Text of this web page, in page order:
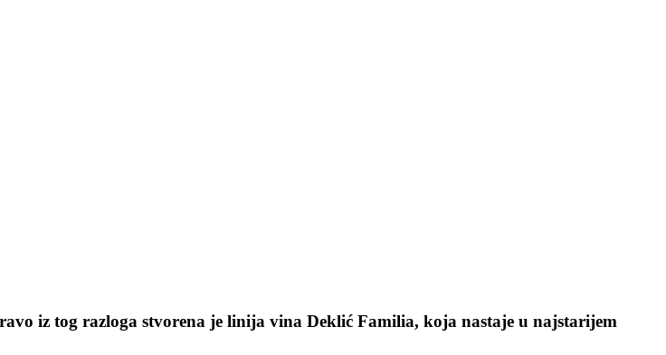
iz tog razloga stvorena je linija vina Deklić Familia, koja nastaje u najstarijem